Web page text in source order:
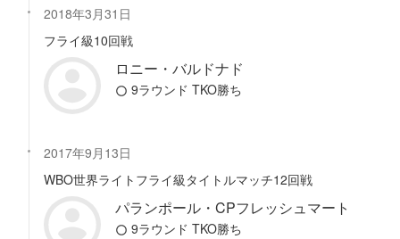
2018年3月31日
フライ級10回戦
ロニー・バルドナド
9ラウンド TKO勝ち
2017年9月13日
WBO世界ライトフライ級タイトルマッチ12回戦
パランポール・CPフレッシュマート
9ラウンド TKO勝ち